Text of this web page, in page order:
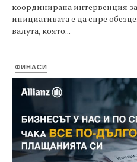
координирана интервенция
инициативата е да спре
валута, която...
ФИНАСИ